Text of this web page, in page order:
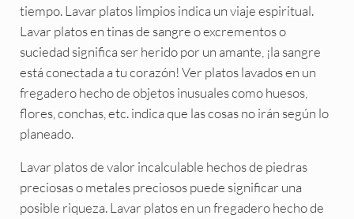
tiempo. Lavar platos limpios indica un viaje espiritual.
Lavar platos en tinas de sangre o excrementos o
suciedad significa ser herido por un amante, ¡la sangre
está conectada a tu corazón! Ver platos lavados en un
fregadero hecho de objetos inusuales como huesos,
flores, conchas, etc. indica que las cosas no irán según lo
planeado.
Lavar platos de valor incalculable hechos de piedras
preciosas o metales preciosos puede significar una
posible riqueza. Lavar platos en un fregadero hecho de